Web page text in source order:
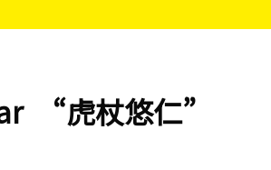
“虎杖悠仁”